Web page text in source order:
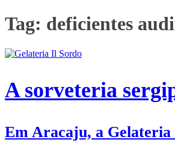
Tag: deficientes
A sorveteria
Em Aracaju, a Gelateria